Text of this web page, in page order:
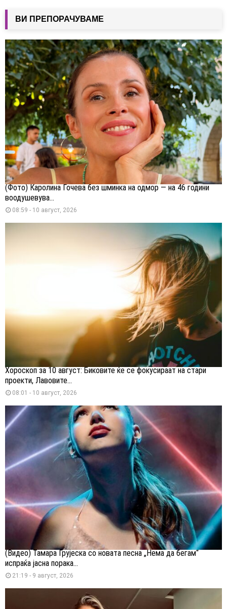
ВИ ПРЕПОРАЧУВАМЕ
(Фото) Каролина Гочева без шминка на одмор — на 46 години
воодушевува...
08:59 - 10 август, 2026
Хороскоп за 10 август: Биковите ќе се фокусираат на стари
проекти, Лавовите...
08:01 - 10 август, 2026
(Видео) Тамара Грујеска со новата песна „Нема да бегам“
испраќа јасна порака...
21:19 - 9 август, 2026